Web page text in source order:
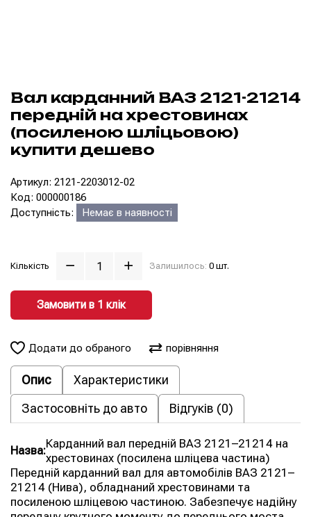
Вал карданний ВАЗ 2121-21214
передній на хрестовинах
(посиленою шліцьовою)
купити дешево
Артикул: 2121-2203012-02
Код: 000000186
Доступність:
Немає в наявності
Кількість Залишилось: 0 шт.
Замовити в 1 клiк
Додати до обраного порівняння
Опис
Характеристики
Застосовніть до авто
Відгуків (0)
Назва:Карданний вал передній ВАЗ 2121–21214 на
хрестовинах (посилена шліцева частина)
Передній карданний вал для автомобілів ВАЗ 2121–
21214 (Нива), обладнаний хрестовинами та
посиленою шліцевою частиною. Забезпечує надійну